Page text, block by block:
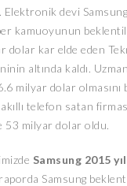
devi Samsung
kamuoyunun
dolar kar elde eden
altında kaldı.
milyar dolar olmasını
telefon satan
53 milyar dolar oldu.
Samsung 2015
Samsung